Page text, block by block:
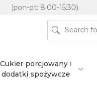
(pon-pt: 8:00-15:30)
Cukier porcjowany i
dodatki spożywcze